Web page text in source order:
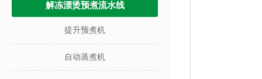
解冻漂烫预煮流水线
提升预煮机
自动蒸煮机